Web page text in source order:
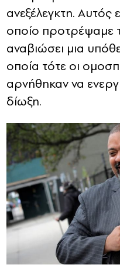
ανεξέλεγκτη. Αυτός
οποίο προτρέψαμε
αναβιώσει μια
οποία τότε οι
αρνήθηκαν να
δίωξη.